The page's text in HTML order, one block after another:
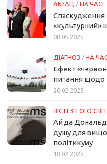
АБЗАЦ / НА ЧАСІ
Спаскудження
«культурний»
08.05.2025
ДІАГНОЗ / НА
Ефект
питання щодо
20.02.2025
ВІСТІ З ТОГО
Ай да
душу для
політикуму
18.02.2025